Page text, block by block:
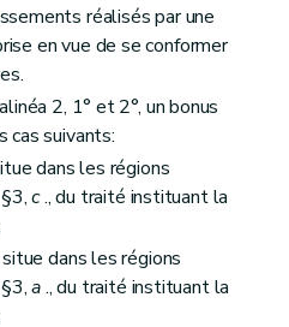
réalisés par une
en vue de se conformer
2, 1° et 2°, un bonus
cas suivants:
dans les régions
§3,c., du traité instituant la
dans les régions
§3,a., du traité instituant la